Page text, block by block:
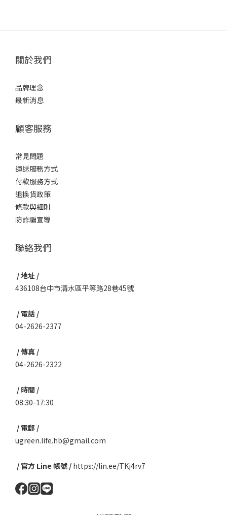
關於我們
品牌理念
最新消息
顧客服務
常見問題
運送服務方式
付款服務方式
退換貨政策
條款與細則
防詐騙宣導
聯絡我們
/ 地址 /
436108台中市清水區平等路28巷45號
/ 電話 /
04-2626-2377
/ 傳真 /
04-2626-2322
/ 時間 /
08:30-17:30
/ 電郵 /
ugreen.life.hb@gmail.com
/ 官方 Line 帳號 / https://lin.ee/TKj4rv7